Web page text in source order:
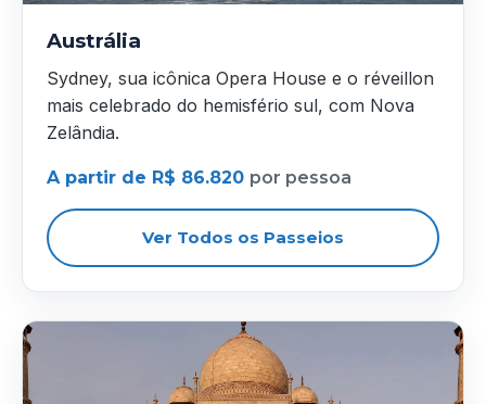
Austrália
Sydney, sua icônica Opera House e o réveillon
mais celebrado do hemisfério sul, com Nova
Zelândia.
A partir de R$ 86.820 por pessoa
Ver Todos os Passeios